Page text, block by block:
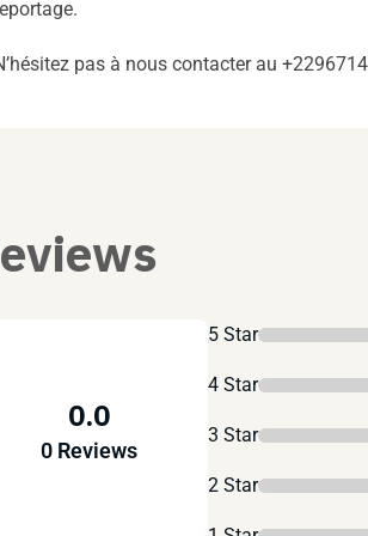
pas à nous contacter au
0.0
0 Reviews
5 Star
4 Star
3 Star
2 Star